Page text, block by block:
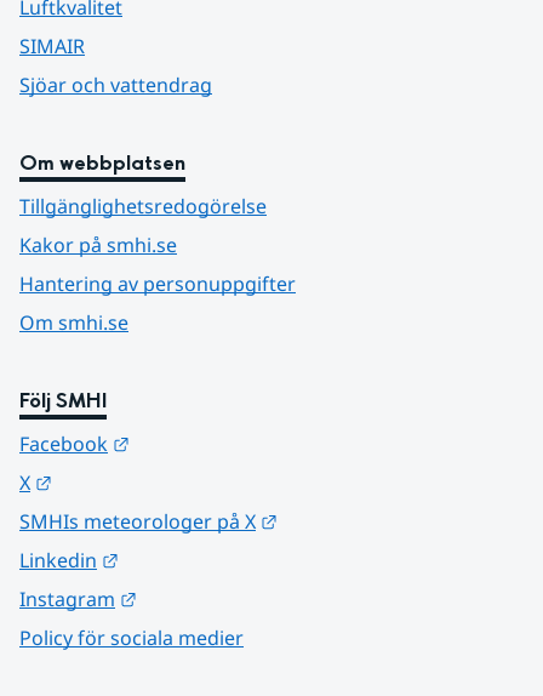
Luftkvalitet
SIMAIR
Sjöar och vattendrag
Om webbplatsen
Tillgänglighetsredogörelse
Kakor på smhi.se
Hantering av personuppgifter
Om smhi.se
Följ SMHI
Facebook
X
SMHIs meteorologer på X
Linkedin
Instagram
Policy för sociala medier